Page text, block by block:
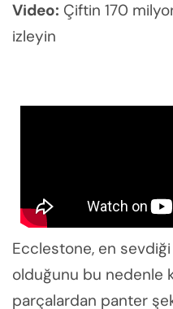
Video: Çiftin 170
izleyin
Ecclestone, en
olduğunu bu nedenle
parçalardan panter